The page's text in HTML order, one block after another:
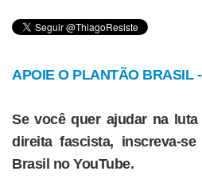
APOIE O PLANTÃO BRASIL
Se você quer ajudar na
direita fascista, inscreva-
Brasil no YouTube.